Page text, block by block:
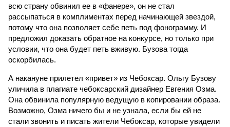
всю страну обвинил ее в «фанере», он не стал
рассыпаться в комплиментах перед начинающей звездой,
потому что она позволяет себе петь под фонограмму. И
предложил доказать обратное на конкурсе, но только при
условии, что она будет петь вживую. Бузова тогда
оскорбилась.
А накануне прилетел «привет» из Чебоксар. Ольгу Бузову
уличила в плагиате чебоксарский дизайнер Евгения Озма.
Она обвинила популярную ведущую в копировании образа.
Возможно, Озма ничего бы и не узнала, если бы ей не
стали звонить и писать жители Чебоксар, которые увидели